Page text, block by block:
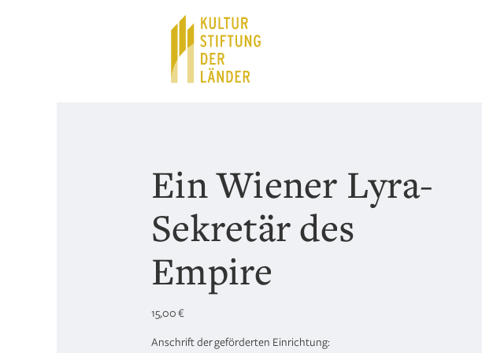
Ein Wiener Lyra-
Sekretär des
Empire
15,00€
Anschrift der geförderten Einrichtung: